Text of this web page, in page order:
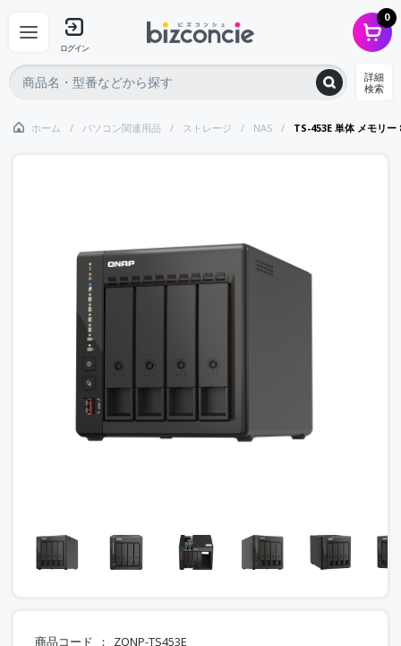
ログイン
0
詳細
検索
ホーム パソコン関連用品 ストレージ NAS TS-453E 単体 メモリー
商品コード ZQNP-TS453E